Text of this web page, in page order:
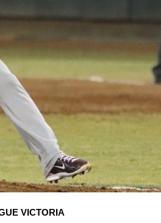
VICTORIA